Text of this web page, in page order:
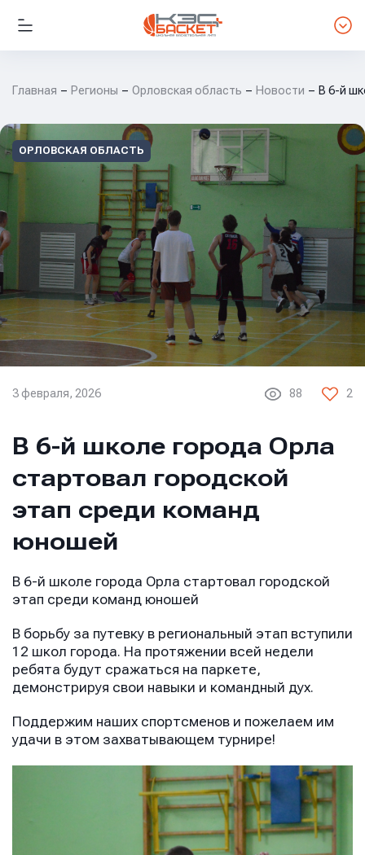
Главная Регионы Орловская область Новости В 6-й
ОРЛОВСКАЯ ОБЛАСТЬ
3 февраля, 2026 88 2
В 6-й школе города Орла
стартовал городской
этап среди команд
юношей
В 6-й школе города Орла стартовал городской
этап среди команд юношей
В борьбу за путевку в региональный этап вступили
12 школ города. На протяжении всей недели
ребята будут сражаться на паркете,
демонстрируя свои навыки и командный дух.
Поддержим наших спортсменов и пожелаем им
удачи в этом захватывающем турнире!